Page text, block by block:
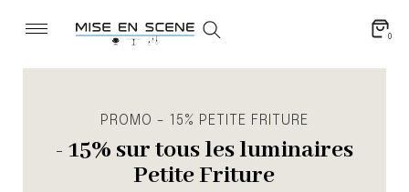
0
- 15% sur tous les luminaires
Petite Friture
PROMO - 15% PETITE FRITURE